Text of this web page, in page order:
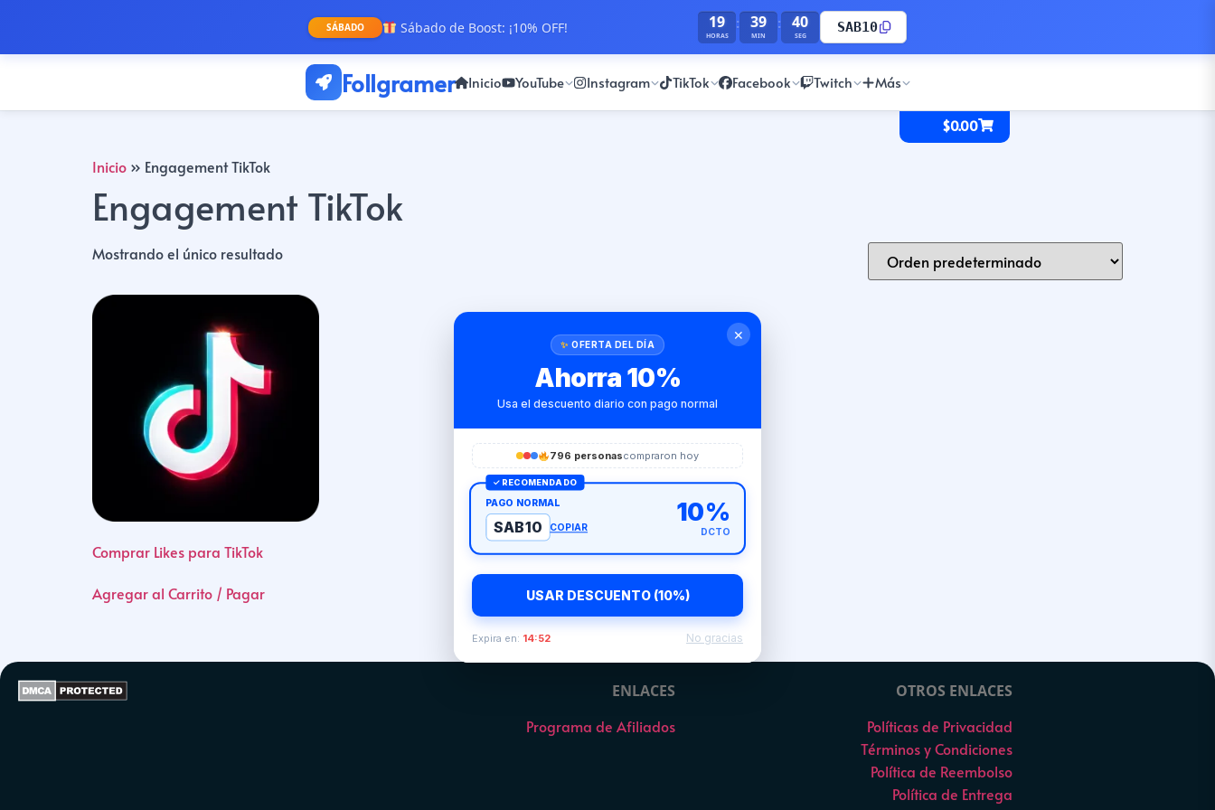
SÁBADO Sábado de Boost: ¡10% OFF! 19
HORAS
: 39
MIN
: 40
SEG
SAB10
Follgramer Inicio YouTube Instagram TikTok Facebook Twitch Más
$0.00
Inicio » Engagement TikTok
Engagement TikTok
Mostrando el único resultado
Comprar Likes para TikTok
Agregar al Carrito / Pagar
ENLACES
Programa de Afiliados
OTROS ENLACES
Políticas de Privacidad
Términos y Condiciones
Política de Reembolso
Política de Entrega
✕
OFERTA DEL DÍA
Ahorra 10%
Usa el descuento diario con pago normal
796 personascompraron hoy
✓ RECOMENDADO
PAGO NORMAL
SAB10 COPIAR
10%
DCTO
USAR DESCUENTO (10%)
Expira en: 14:51 No gracias